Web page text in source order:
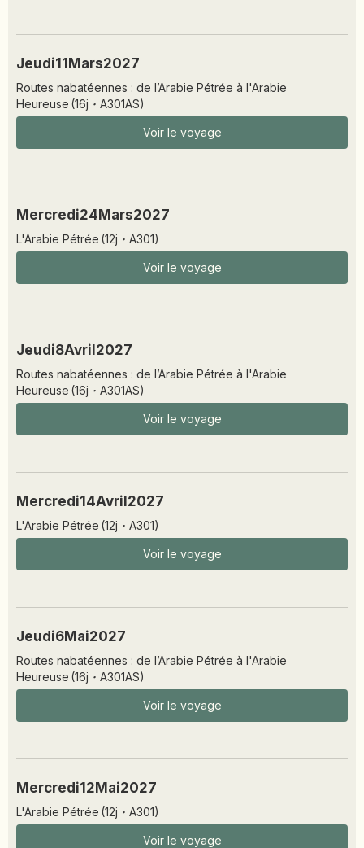
Jeudi11 Mars2027
Routes nabatéennes : de l’Arabie Pétrée à l'Arabie
Heureuse (16j · A301AS)
Voir le voyage
Mercredi24 Mars2027
L'Arabie Pétrée (12j · A301)
Voir le voyage
Jeudi8Avril 2027
Routes nabatéennes : de l’Arabie Pétrée à l'Arabie
Heureuse (16j · A301AS)
Voir le voyage
Mercredi14Avril 2027
L'Arabie Pétrée (12j · A301)
Voir le voyage
Jeudi6Mai2027
Routes nabatéennes : de l’Arabie Pétrée à l'Arabie
Heureuse (16j · A301AS)
Voir le voyage
Mercredi12 Mai2027
L'Arabie Pétrée (12j · A301)
Voir le voyage